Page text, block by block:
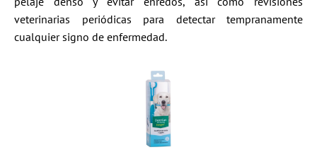
veterinarias periódicas para detectar tempranamente
cualquier signo de enfermedad.